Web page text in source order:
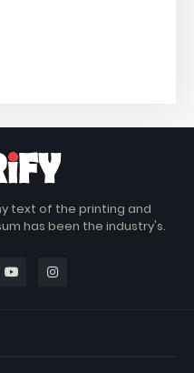
text of the printing and
has been the industry's.